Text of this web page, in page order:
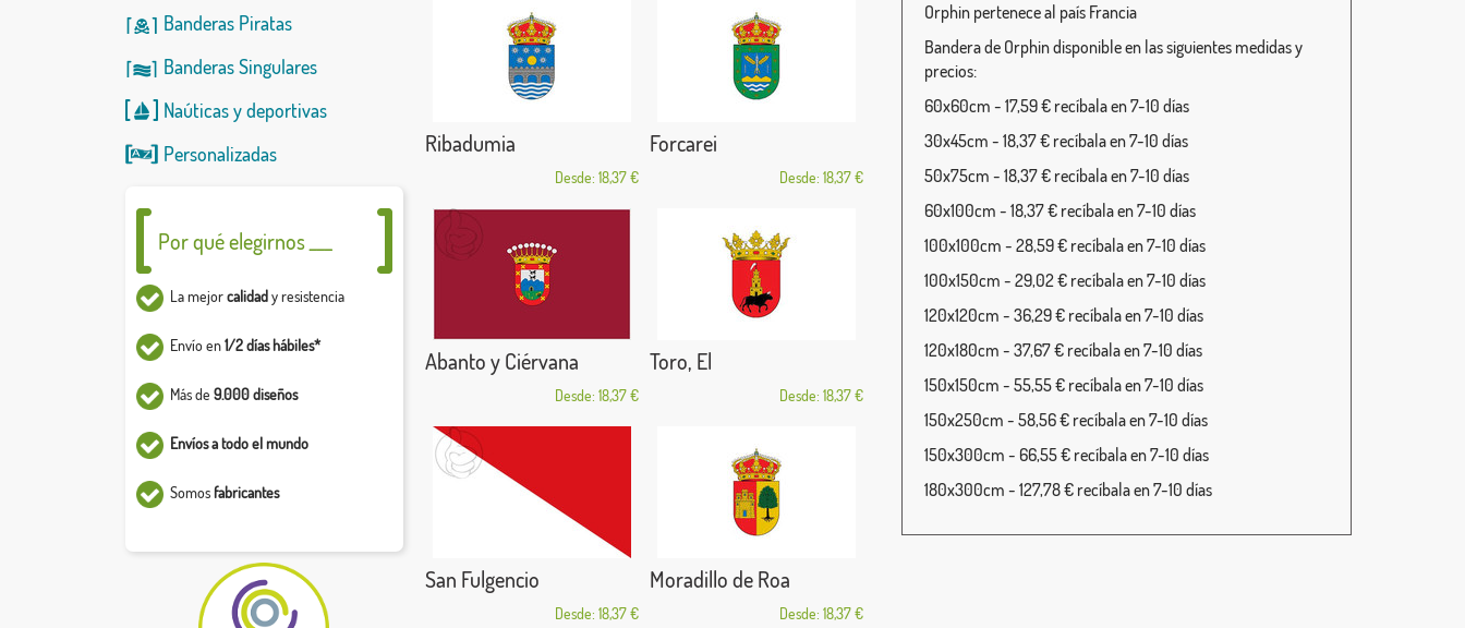
Banderas Piratas
Banderas Singulares
Naúticasydeportivas
Personalizadas
Por qué elegirnos ___
La mejorcalidady resistencia
Envío en1/2 días hábiles*
Más de 9.000 diseños
Envíos a todo el mundo
Somosfabricantes
Ribadumia
Desde: 18,37 €
Forcarei
Desde: 18,37 €
Abanto y Ciérvana
Desde: 18,37 €
Toro, El
Desde: 18,37 €
San Fulgencio
Desde: 18,37 €
Moradillo de Roa
Desde: 18,37 €
Orphin pertenece al país Francia
Bandera de Orphin disponible en las siguientes medidas y
precios:
60x60cm - 17,59 € recíbala en 7-10 días
30x45cm - 18,37 € recíbala en 7-10 días
50x75cm - 18,37 € recíbala en 7-10 días
60x100cm - 18,37 € recíbala en 7-10 días
100x100cm - 28,59 € recíbala en 7-10 días
100x150cm - 29,02 € recíbala en 7-10 días
120x120cm - 36,29 € recíbala en 7-10 días
120x180cm - 37,67 € recíbala en 7-10 días
150x150cm - 55,55 € recíbala en 7-10 días
150x250cm - 58,56 € recíbala en 7-10 días
150x300cm - 66,55 € recíbala en 7-10 días
180x300cm - 127,78 € recíbala en 7-10 días